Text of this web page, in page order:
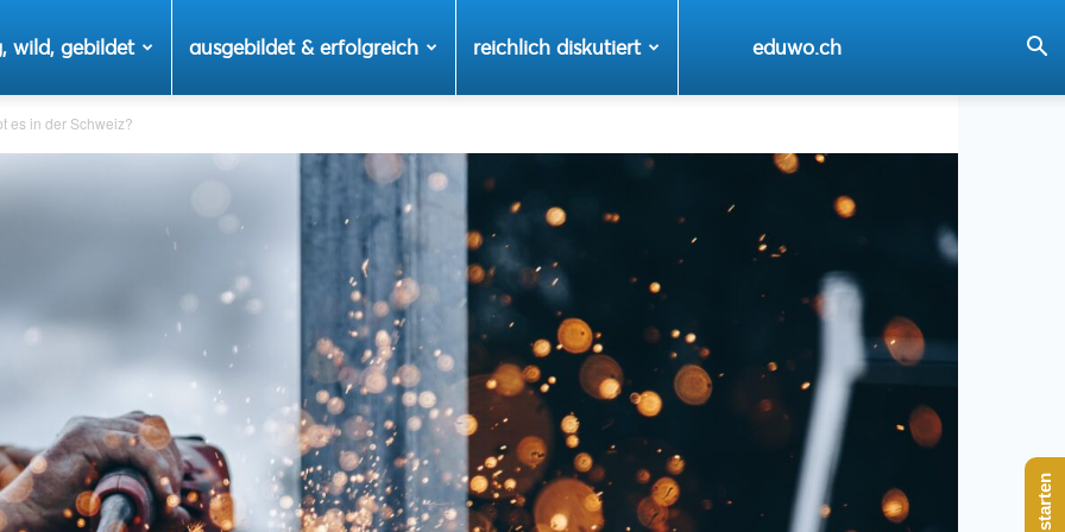
wild, gebildet ausgebildet & erfolgreich reichlich diskutiert eduwo.ch
es in der Schweiz?